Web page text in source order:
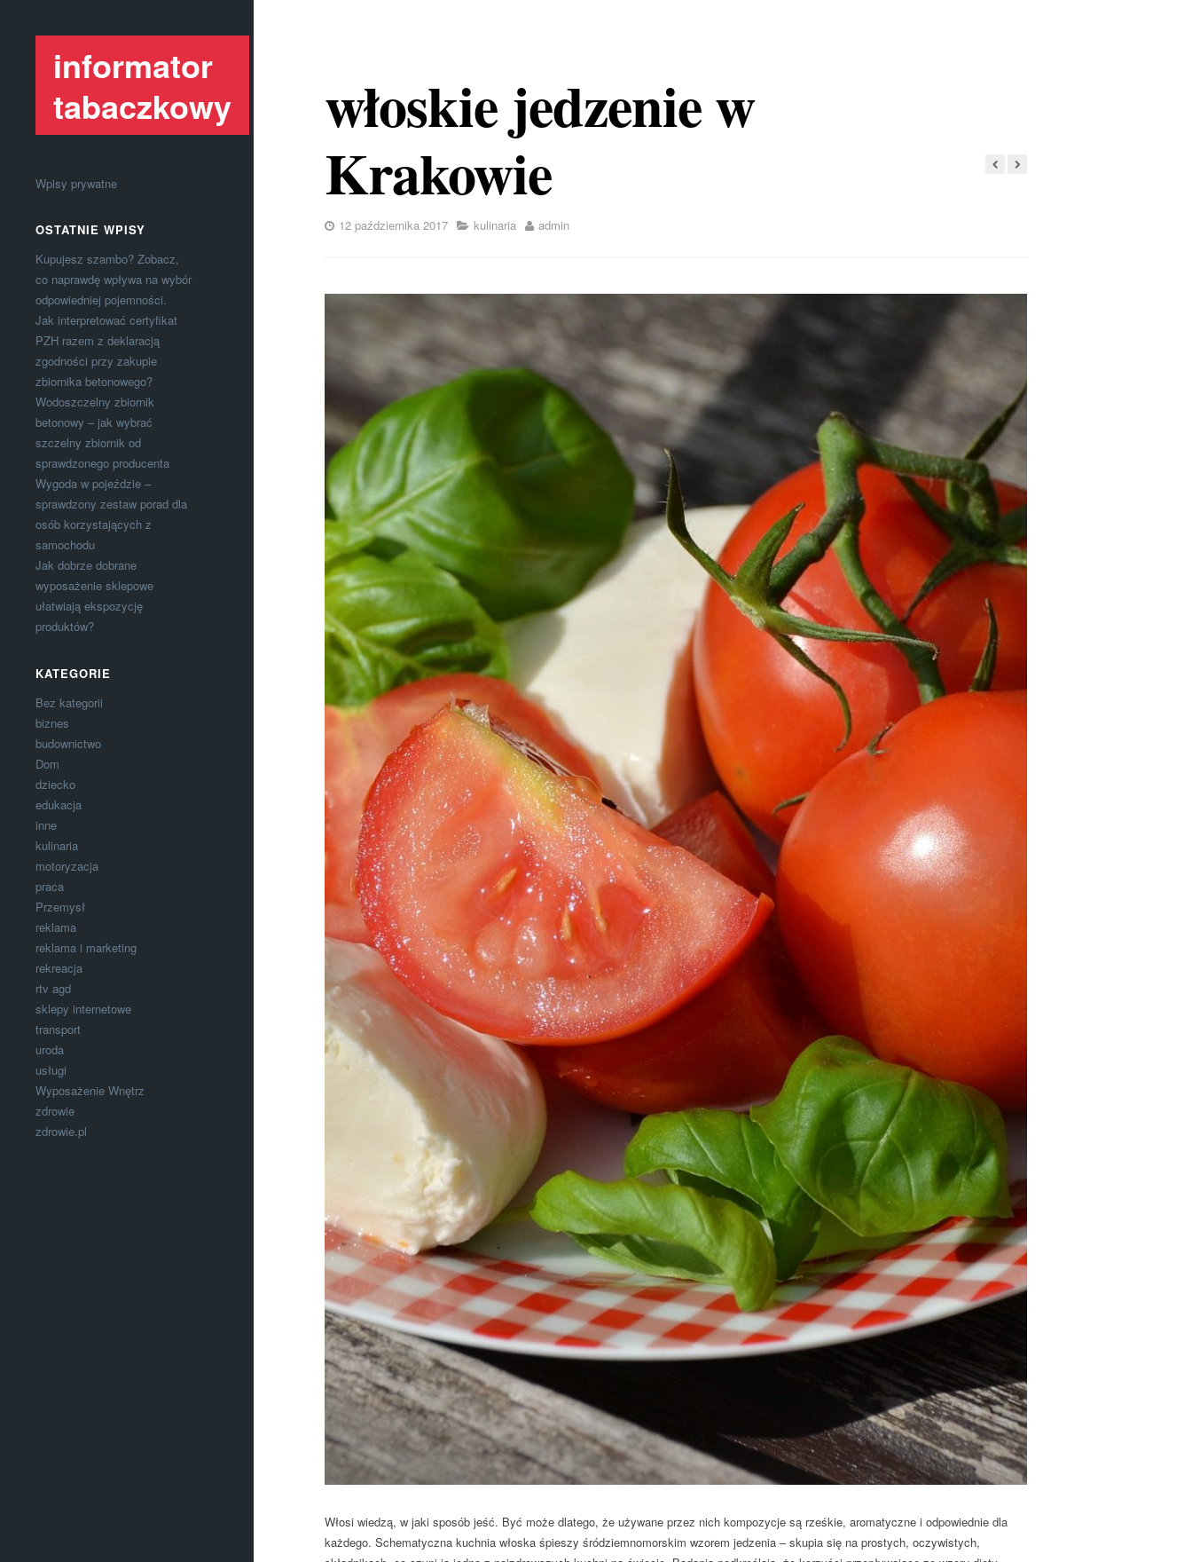
informator
tabaczkowy
Wpisy prywatne
OSTATNIE WPISY
Kupujesz szambo? Zobacz,
co naprawdę wpływa na wybór
odpowiedniej pojemności.
Jak interpretować certyfikat
PZH razem z deklaracją
zgodności przy zakupie
zbiornika betonowego?
Wodoszczelny zbiornik
betonowy – jak wybrać
szczelny zbiornik od
sprawdzonego producenta
Wygoda w pojeździe –
sprawdzony zestaw porad dla
osób korzystających z
samochodu
Jak dobrze dobrane
wyposażenie sklepowe
ułatwiają ekspozycję
produktów?
KATEGORIE
Bez kategorii
biznes
budownictwo
Dom
dziecko
edukacja
inne
kulinaria
motoryzacja
praca
Przemysł
reklama
reklama i marketing
rekreacja
rtv agd
sklepy internetowe
transport
uroda
usługi
Wyposażenie Wnętrz
zdrowie
zdrowie.pl
włoskie jedzenie w
Krakowie
12 października 2017 kulinaria admin
Włosi wiedzą, w jaki sposób jeść. Być może dlatego, że używane przez nich kompozycje są rześkie, aromatyczne i odpowiednie dla
każdego. Schematyczna kuchnia włoska śpieszy śródziemnomorskim wzorem jedzenia – skupia się na prostych, oczywistych,